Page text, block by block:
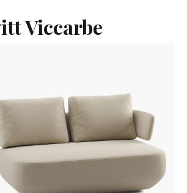
Viccarbe